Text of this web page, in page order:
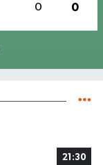
0 0
21:30